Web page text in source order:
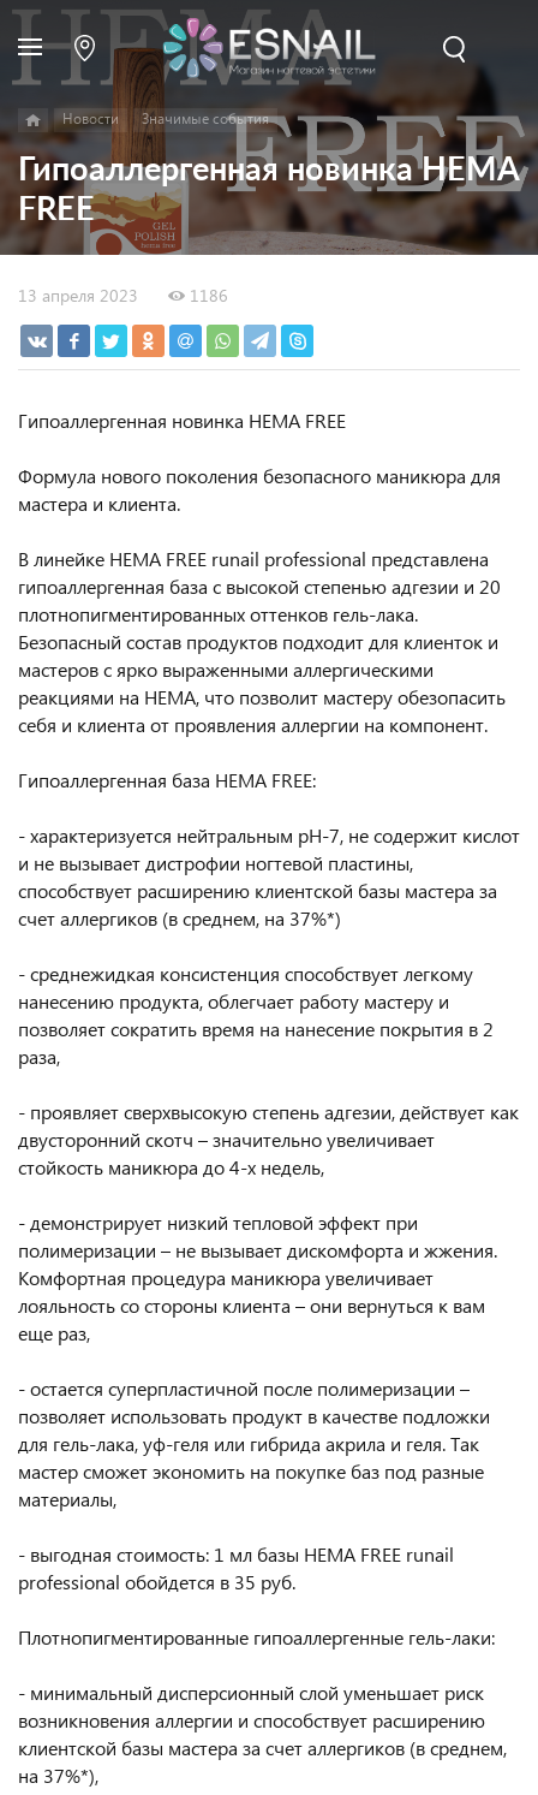
Новости Значимые события
Гипоаллергенная новинка HEMA
FREE
13 апреля 2023 1186
Гипоаллергенная новинка HEMA FREE
Формула нового поколения безопасного маникюра для
мастера и клиента.
В линейке HEMA FREE runail professional представлена
гипоаллергенная база с высокой степенью адгезии и 20
плотнопигментированных оттенков гель-лака.
Безопасный состав продуктов подходит для клиенток и
мастеров с ярко выраженными аллергическими
реакциями на HEMA, что позволит мастеру обезопасить
себя и клиента от проявления аллергии на компонент.
Гипоаллергенная база HEMA FREE:
- характеризуется нейтральным pH-7, не содержит кислот
и не вызывает дистрофии ногтевой пластины,
способствует расширению клиентской базы мастера за
счет аллергиков (в среднем, на 37%*)
- среднежидкая консистенция способствует легкому
нанесению продукта, облегчает работу мастеру и
позволяет сократить время на нанесение покрытия в 2
раза,
- проявляет сверхвысокую степень адгезии, действует как
двусторонний скотч – значительно увеличивает
стойкость маникюра до 4-х недель,
- демонстрирует низкий тепловой эффект при
полимеризации – не вызывает дискомфорта и жжения.
Комфортная процедура маникюра увеличивает
лояльность со стороны клиента – они вернуться к вам
еще раз,
- остается суперпластичной после полимеризации –
позволяет использовать продукт в качестве подложки
для гель-лака, уф-геля или гибрида акрила и геля. Так
мастер сможет экономить на покупке баз под разные
материалы,
- выгодная стоимость: 1 мл базы HEMA FREE runail
professional обойдется в 35 руб.
Плотнопигментированные гипоаллергенные гель-лаки:
- минимальный дисперсионный слой уменьшает риск
возникновения аллергии и способствует расширению
клиентской базы мастера за счет аллергиков (в среднем,
на 37%*),